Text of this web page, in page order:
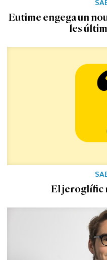
Eutime engega un
les
El jeroglífic